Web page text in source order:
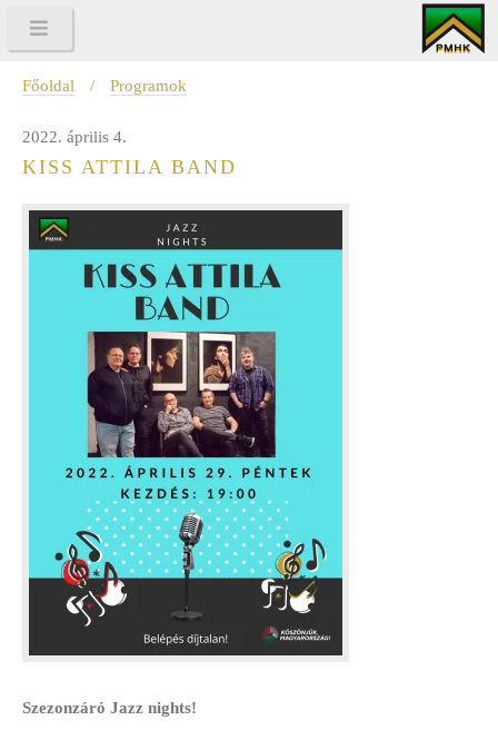
Főoldal / Programok
2022. április 4.
KISS ATTILA BAND
Szezonzáró Jazz nights!